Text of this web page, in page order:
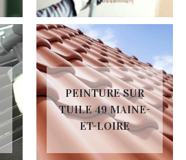
PEINTURE SUR
TUILE 49 MAINE-
ET-LOIRE